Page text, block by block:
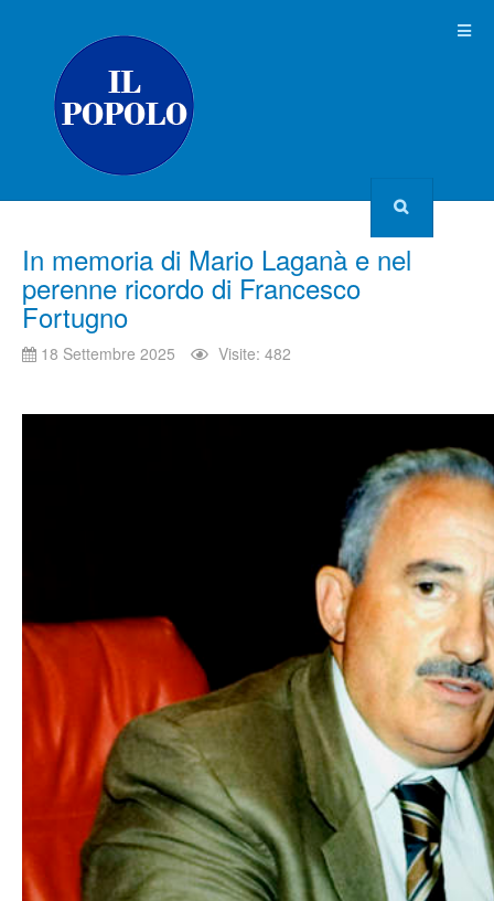
In memoria di Mario Laganà e nel
perenne ricordo di Francesco
Fortugno
18 Settembre 2025 Visite: 482